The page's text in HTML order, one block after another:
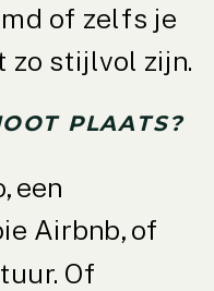
of zelfs je
zo stijlvol zijn.
PLAATS?
een
Airbnb, of
Of